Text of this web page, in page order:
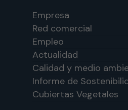
Empresa
Red comercial
Empleo
Actualidad
Calidad y medio
Informe de
Cubiertas Vegetales